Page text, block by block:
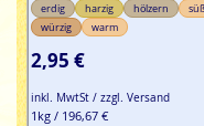
erdig harzig hölzern
würzig
warm
2,95 €
inkl. MwtSt / zzgl. Versand
1kg / 196,67 €